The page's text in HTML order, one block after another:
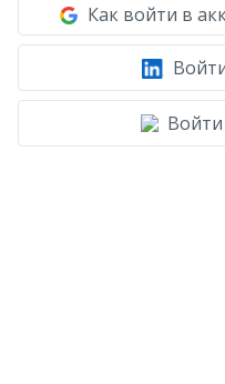
Как войти в
Войти